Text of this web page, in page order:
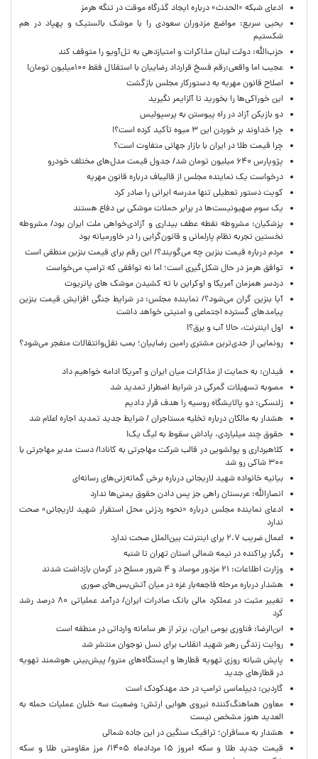
ادعای شبکه «الحدث» درباره ایجاد گذرگاه موقت در تنگه هرمز
یحیی سریع: مواضع مزدوران سعودی را با موشک بالستیک و پهپاد در هم
شکستیم
حزب‌الله: دولت لبنان مذاکرات و امتیازدهی به تل‌آویو را متوقف کند
عجیب اما واقعی:رقم فسخ قرارداد رضاییان با استقلال فقط ۱۰۰میلیون تومان!
اصلاح قانون مهریه به دستورکار مجلس بازگشت
این خوراکی‌ها را بخورید تا آلزایمر نگیرید
دو بازیکن آزاد در راه پیوستن به پرسپولیس
چرا خداوند بر خوردن این ۳ میوه تأکید کرده است؟!
چرا قیمت طلا در ایران با بازار جهانی متفاوت است؟
پژوپارس ۶۴۰ میلیون تومان شد/ جدول قیمت مدل‌های مختلف خودرو
درخواست یک نماینده مجلس از قالیباف درباره قانون مهریه
کویت دستور تعطیلی تنها مدرسه ایرانی را صادر کرد
یک‌ سوم صهیونیست‌ها در برابر حملات موشکی بی دفاع هستند
پزشکیان: مشروطه نقطه عطف بیداری و آزادی‌خواهی ملت ایران بود/ مشروطه
نخستین تجربه نظام پارلمانی و قانون‌گرایی را در خاورمیانه بود
مردم درباره قیمت بنزین چه می‌گویند؟/ این رقم برای قیمت بنزین منطقی است
توافق هرمز در حال شکل‌گیری است؛ اما نه توافقی که ترامپ می‌خواست
دردسر همزمان آمریکا و اوکراین با ته کشیدن موشک های پاتریوت
آیا بنزین گران می‌شود؟/ نماینده مجلس: در شرایط جنگی افزایش قیمت بنزین
پیامدهای گسترده اجتماعی و امنیتی خواهد داشت
اول اینترنت، حالا آب و برق؟!
رونمایی از جدی‌ترین مشتری رامین رضاییان؛ بمب نقل‌وانتقالات منفجر می‌شود؟
فیدان: به حمایت از مذاکرات میان ایران و آمریکا ادامه خواهیم داد
مصوبه تسهیلات گمرکی در شرایط اضطرار تمدید شد
زلنسکی: دو پالایشگاه روسیه را هدف قرار دادیم
هشدار به مالکان درباره تخلیه مستاجران / شرایط جدید تمدید اجاره اعلام شد
حقوق چند میلیاردی، پاداش سقوط به لیگ یک!
کلاهبرداری و پولشویی در قالب شرکت مهاجرتی به کانادا/ دست مدیر مهاجرتی با
۳۰۰ شاکی رو شد
بیانیه خانواده شهید لاریجانی درباره برخی گمانه‌زنی‌های رسانه‌ای
انصارالله: عربستان راهی جز پس دادن حقوق یمنی‌ها ندارد
ادعای نماینده مجلس درباره «نحوه ردزنی محل استقرار شهید لاریجانی» صحت
ندارد
اعمال ضریب ۲.۷ برای اینترنت بین‌الملل صحت ندارد
رگبار پراکنده در نیمه شمالی استان تهران تا شنبه
وزارت اطلاعات: ۲۱ مزدور موساد و ۴ شرور مسلح در کرمان بازداشت شدند
هشدار درباره مرحله فاجعه‌بار غزه در میان آتش‌بس‌های صوری
تغییر مثبت در عملکرد مالی بانک صادرات ایران/ درآمد عملیاتی ۸۰ درصد رشد
کرد
ابن‌الرضا: فناوری بومی ایران، برتر از هر سامانه وارداتی در منطقه است
روایت زندگی رهبر شهید انقلاب برای نسل نوجوان منتشر شد
پایش شبانه روزی تهویه قطارها و ایستگاه‌های مترو/ پیش‌بینی هوشمند تهویه
در قطارهای جدید
گاردین: دیپلماسی ترامپ در حد مهدکودک است
معاون هماهنگ‌کننده نیروی هوایی ارتش: وضعیت سه خلبان عملیات حمله به
العدید هنوز مشخص نیست
هشدار به مسافران؛ ترافیک سنگین در این جاده شمالی
قیمت جدید طلا و سکه امروز ۱۵ مردادماه ۱۴۰۵/ مرز مقاومتی طلا و سکه